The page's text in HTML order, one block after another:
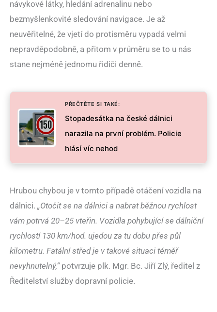
návykové látky, hledání adrenalinu nebo
bezmyšlenkovité sledování navigace. Je až
neuvěřitelné, že vjetí do protisměru vypadá velmi
nepravděpodobně, a přitom v průměru se to u nás
stane nejméně jednomu řidiči denně.
PŘEČTĚTE SI TAKÉ:
Stopadesátka na české dálnici
narazila na první problém. Policie
hlásí víc nehod
Hrubou chybou je v tomto případě otáčení vozidla na
dálnici. „Otočit se na dálnici a nabrat běžnou rychlost
vám potrvá 20–25 vteřin. Vozidla pohybující se dálniční
rychlostí 130 km/hod. ujedou za tu dobu přes půl
kilometru. Fatální střed je v takové situaci téměř
nevyhnutelný,“potvrzuje plk. Mgr. Bc. Jiří Zlý, ředitel z
Ředitelství služby dopravní policie.